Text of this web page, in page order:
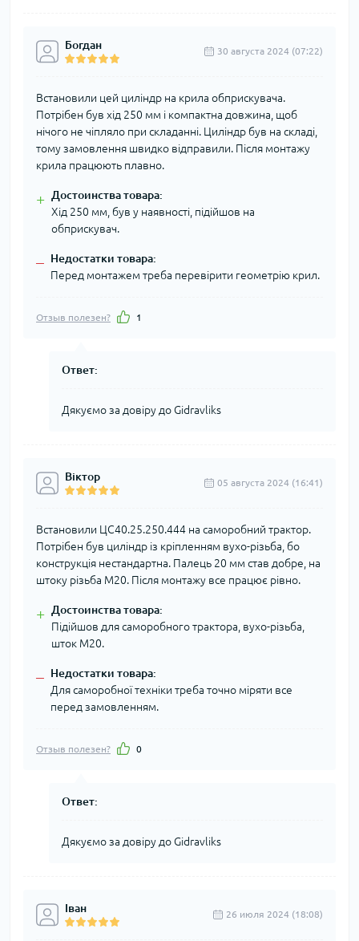
Богдан 30 августа 2024 (07:22)
Встановили цей циліндр на крила обприскувача.
Потрібен був хід 250 мм і компактна довжина, щоб
нічого не чіпляло при складанні. Циліндр був на складі,
тому замовлення швидко відправили. Після монтажу
крила працюють плавно.
+ Достоинства товара:
Хід 250 мм, був у наявності, підійшов на
обприскувач.
– Недостатки товара:
Перед монтажем треба перевірити геометрію крил.
Отзыв полезен? 1
Ответ:
Дякуємо за довіру до Gidravliks
Віктор 05 августа 2024 (16:41)
Встановили ЦС40.25.250.444 на саморобний трактор.
Потрібен був циліндр із кріпленням вухо-різьба, бо
конструкція нестандартна. Палець 20 мм став добре, на
штоку різьба М20. Після монтажу все працює рівно.
+ Достоинства товара:
Підійшов для саморобного трактора, вухо-різьба,
шток М20.
– Недостатки товара:
Для саморобної техніки треба точно міряти все
перед замовленням.
Отзыв полезен? 0
Ответ:
Дякуємо за довіру до Gidravliks
Іван 26 июля 2024 (18:08)